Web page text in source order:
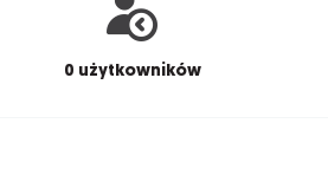
0 użytkowników